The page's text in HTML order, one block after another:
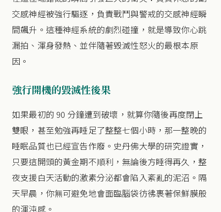
交感神經被強行驅逐，負責戰鬥與警戒的交感神經瞬
間飆升。這種神經系統的劇烈碰撞，就是導致你心跳
漏拍、渾身發熱、並伴隨著毀滅性怒火的最根本原
因。
強行開機的毀滅性後果
如果最初的 90 分鐘遭到破壞，就算你隨後再度閉上
雙眼，甚至勉強再睡足了整整七個小時，那一整晚的
睡眠品質也已經宣告作廢。史丹佛大學的研究證實，
只要這開頭的黃金期不順利，無論後方睡得再久，整
夜支援白天活動的激素分泌都會陷入紊亂的泥沼。隔
天早晨，你無可避免地會面臨腦袋彷彿裹著保鮮膜般
的渾沌感。